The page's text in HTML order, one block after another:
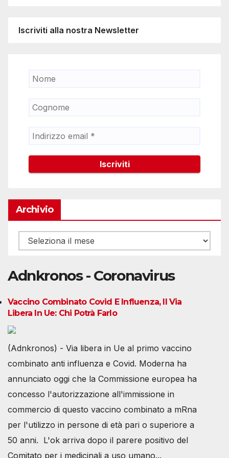
Iscriviti alla nostra Newsletter
Archivio
Archivio
Adnkronos - Coronavirus
Vaccino Combinato Covid E Influenza, Il Via
Libera In Ue: Chi Potrà Farlo
(Adnkronos) - Via libera in Ue al primo vaccino
combinato anti influenza e Covid. Moderna ha
annunciato oggi che la Commissione europea ha
concesso l'autorizzazione all'immissione in
commercio di questo vaccino combinato a mRna
per l'utilizzo in persone di età pari o superiore a
50 anni. L'ok arriva dopo il parere positivo del
Comitato per i medicinali a uso umano...